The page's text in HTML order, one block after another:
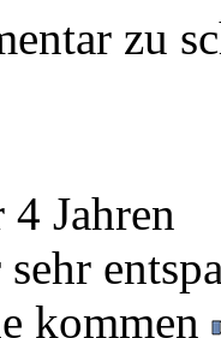
zu
Jahren
kommen